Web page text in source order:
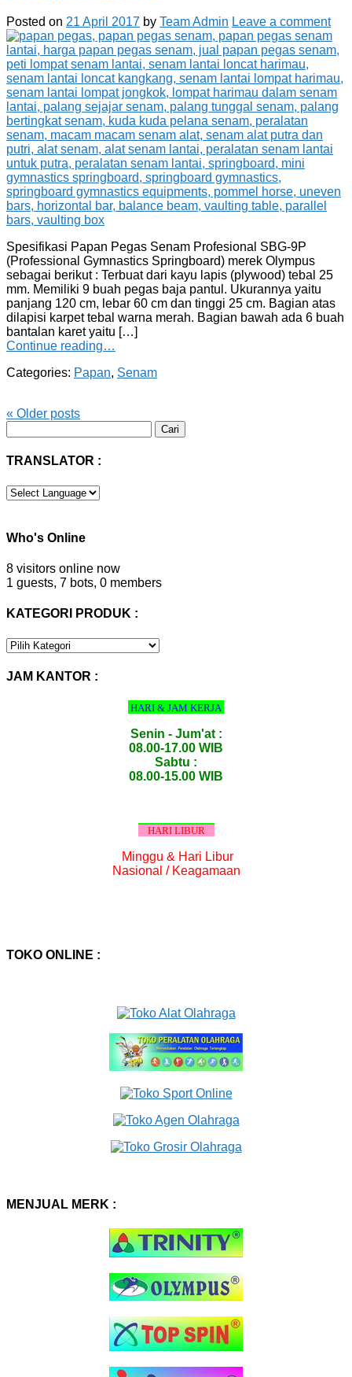
Posted on 21 April 2017 by Team Admin Leave a comment
Spesifikasi Papan Pegas Senam Profesional SBG-9P
(Professional Gymnastics Springboard) merek Olympus
sebagai berikut : Terbuat dari kayu lapis (plywood) tebal 25
mm. Memiliki 9 buah pegas baja pantul. Ukurannya yaitu
panjang 120 cm, lebar 60 cm dan tinggi 25 cm. Bagian atas
dilapisi karpet tebal warna merah. Bagian bawah ada 6 buah
bantalan karet yaitu […]
Continue reading…
Categories: Papan, Senam
« Older posts
untuk:
TRANSLATOR :
Who's Online
8 visitors online now
1 guests, 7 bots, 0 members
KATEGORI PRODUK :
KATEGORI
JAM KANTOR :
HARI & JAM KERJA
Senin - Jum'at :
08.00-17.00 WIB
Sabtu :
08.00-15.00 WIB
HARI LIBUR
Minggu & Hari Libur
Nasional / Keagamaan
TOKO ONLINE :
MENJUAL MERK :